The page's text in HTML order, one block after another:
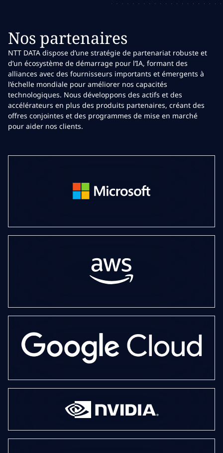
Nos partenaires
NTT DATA dispose d’une stratégie de partenariat robuste et
d’un écosystème de démarrage pour l’IA, formant des
alliances avec des fournisseurs importants et émergents à
l’échelle mondiale pour améliorer nos capacités
technologiques. Nous développons des actifs et des
accélérateurs en plus des produits partenaires, créant des
offres conjointes et des programmes de mise en marché
pour aider nos clients.